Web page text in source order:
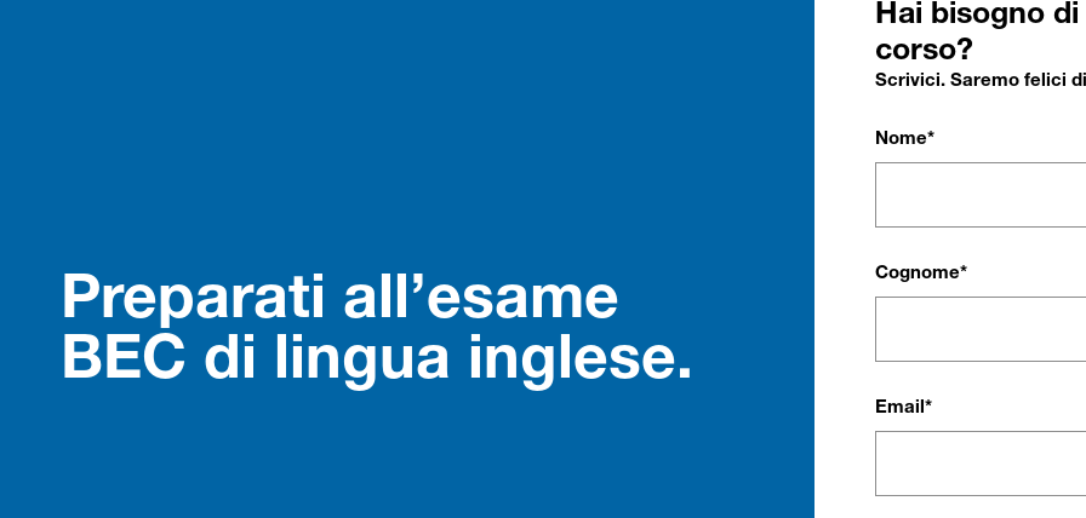
Preparati all’esame
BEC di lingua inglese.
Hai bisogno
corso?
Scrivici. Saremo felici
Nome*
Cognome*
Email*